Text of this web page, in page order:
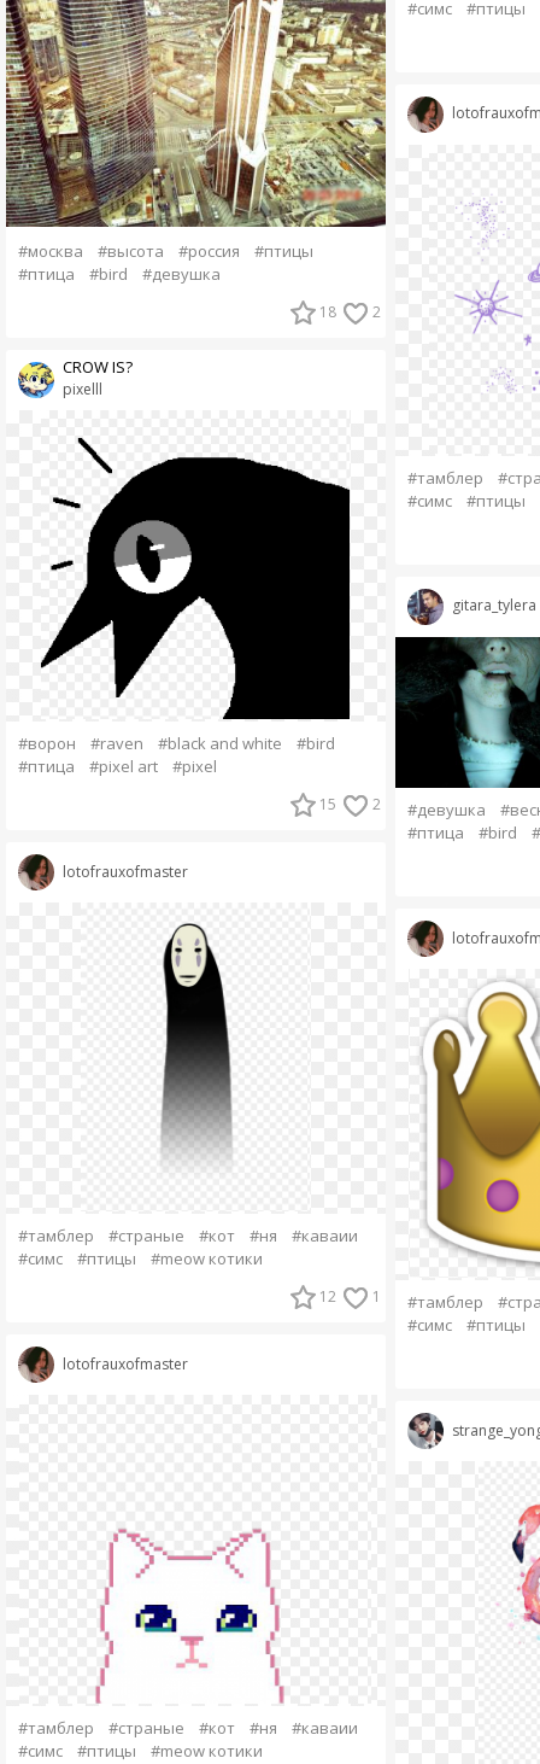
#москва #высота #россия
#птицы
#птица
#bird #девушка
18 2
pixelll
CROW IS?
#ворон #raven #black and white
#bird
#птица
#pixel art #pixel
15 2
lotofrauxofmaster
#тамблер #страные #кот #ня
#каваии
#симс
#птицы #meow котики
12 1
lotofrauxofmaster
#тамблер #страные #кот #ня
#каваии
#симс
#птицы #meow котики
#симс #птицы
#тамблер
#симс
#птицы
gitara_tylera
#девушка
#птица
#bird
#тамблер
#симс
#птицы